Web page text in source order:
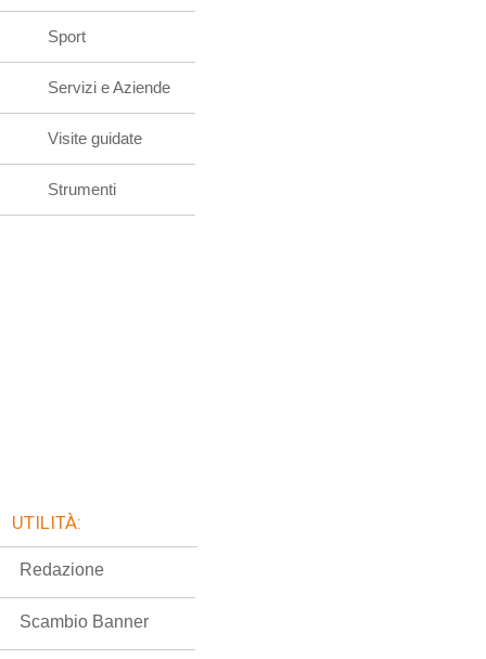
Sport
Servizi e Aziende
Visite guidate
Strumenti
UTILITÀ:
Redazione
Scambio Banner